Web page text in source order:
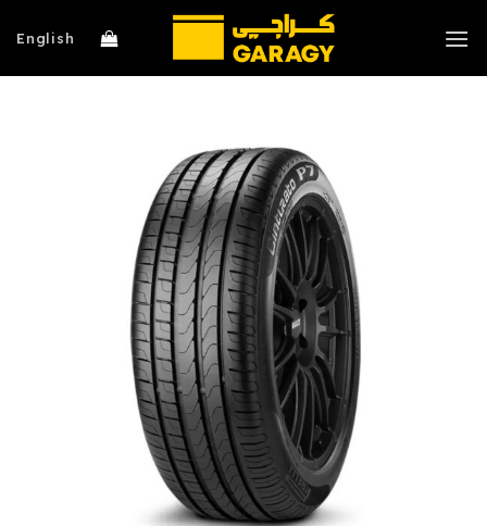
للمحتوى
English